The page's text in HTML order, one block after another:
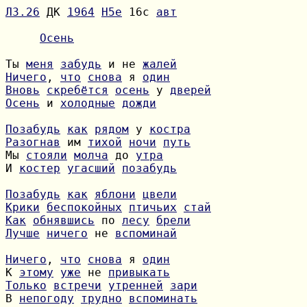
Л3.26 ДК 1964 H5e 16с авт
Осень
Ты меня забудь и не жалей
Ничего , что снова я один
Вновь
скребётся осень у дверей
Осень и холодные дожди
Позабудь
как рядом у костра
Разогнав
им тихой ночи
путь
Мы стояли молча до утра
И костер угасший
позабудь
Позабудь
как яблони
цвели
Крики
беспокойных птичьих
стай
Как обнявшись по лесу
брели
Лучше
ничего не вспоминай
Ничего , что снова я один
К этому уже не привыкать
Только
встречи утренней
зари
В непогоду трудно вспоминать